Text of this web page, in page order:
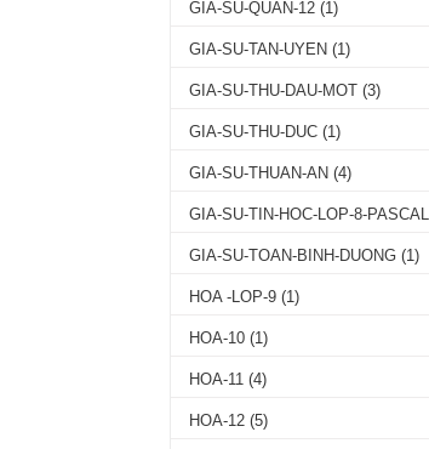
GIA-SU-QUAN-12 (1)
GIA-SU-TAN-UYEN (1)
GIA-SU-THU-DAU-MOT (3)
GIA-SU-THU-DUC (1)
GIA-SU-THUAN-AN (4)
GIA-SU-TIN-HOC-LOP-8-PASCAL
GIA-SU-TOAN-BINH-DUONG (1)
HOA -LOP-9 (1)
HOA-10 (1)
HOA-11 (4)
HOA-12 (5)